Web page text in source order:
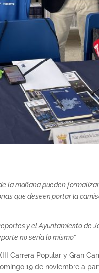
la mañana pueden
que deseen portar la
y el Ayuntamiento de
no sería lo mismo”
Carrera Popular y Gran
19 de noviembre a